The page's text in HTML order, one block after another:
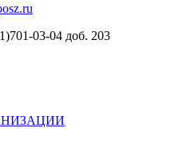
03-04 доб. 203